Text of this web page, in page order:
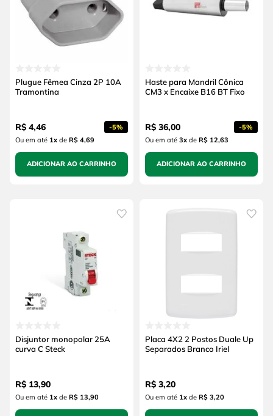
Plugue Fêmea Cinza 2P 10A
Tramontina
R$ 4,46 -5%
Ou em até 1xde R$ 4,69
ADICIONAR AO CARRINHO
Haste para Mandril Cônica
CM3 x Encaixe B16 BT Fixo
R$ 36,00 -5%
Ou em até 3xde R$ 12,63
ADICIONAR AO CARRINHO
Disjuntor monopolar 25A
curva C Steck
R$ 13,90
Ou em até 1xde R$ 13,90
Placa 4X2 2 Postos Duale Up
Separados Branco Iriel
R$ 3,20
Ou em até 1xde R$ 3,20